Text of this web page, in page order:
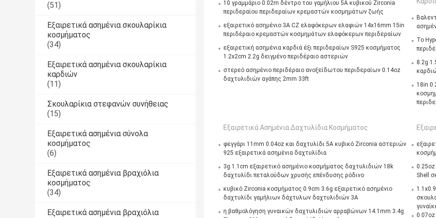
(51)
Εξαιρετικά ασημένια σκουλαρίκια
κοσμήματος
(34)
Εξαιρετικά ασημένια σκουλαρίκια
καρδιών
(11)
Σκουλαρίκια στεφανών συνήθειας
(15)
Εξαιρετικά ασημένια σύνολα
κοσμήματος
(6)
Εξαιρετικά ασημένια βραχιόλια
κοσμήματος
(34)
Εξαιρετικά ασημένια βραχιόλια
10 γραμμάριο 0.02m δέντρο του γαμήλιου 5A κυβικού Zirconia
περιδεραίου περιδεραίων κρεμαστών κοσμημάτων ζωής
εξαιρετικό ασημένιο 3A CZ ελαφόκερων ελαφιών 14x16mm 15in
περιδέραιο κρεμαστών κοσμημάτων ελαφόκερων περιδεραίων
εξαιρετική ασημένια καρδιά έξι περιδεραίων S925 κοσμήματος
1.2x2cm 2.2g δειγμένο περιδέραιο αστεριών
στερεό ασημένιο περιδέραιο ανοξείδωτου περιδεραίων 0.14oz
δαχτυλιδιών αγάπης 2mm 33ft
Το
8.2g
18in
Εξαιρετικά Ασημένια Δαχτυλίδια Κοσμήματος
φεγγάρι 11mm 0.04oz και δαχτυλίδι 5A κυβικό Zirconia αστεριών
925 εξαιρετικά ασημένια δαχτυλίδια
3g 1.1cm εξαιρετικό ασημένιο κοσμήματος δαχτυλιδιών 18k
δαχτυλίδι πεταλούδων χρυσής επένδυσης ρόδινο
κυβικό Zirconia κοσμήματος 0.9cm 3.6g εξαιρετικό ασημένιο
δαχτυλίδι γαμήλιων δάχτυλων δαχτυλιδιών 3A
η βαθμολόγηση γυναικών δαχτυλιδιών αρραβώνων 14.1mm 3.4g
0.25oz
Shell
0.07oz